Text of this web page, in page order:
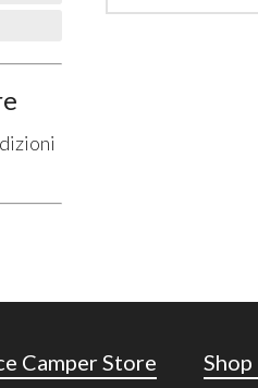
Camper Store Shop